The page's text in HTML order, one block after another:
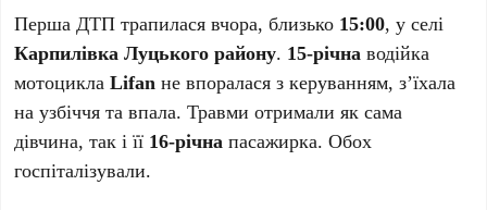
Перша ДТП трапилася вчора, близько 15:00, у селі
Карпилівка Луцького району. 15-річна водійка
мотоциклаLifan не впоралася з керуванням, з’їхала
на узбіччя та впала. Травми отримали як сама
дівчина, так і її 16-річна пасажирка. Обох
госпіталізували.